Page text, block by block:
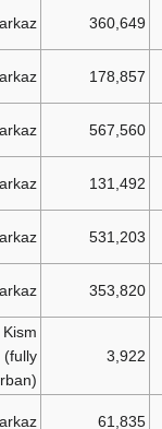
360,649
Markaz
178,857
Markaz
567,560
Markaz
131,492
Markaz
531,203
Markaz
353,820
Markaz
3,922
Kism
(fully
urban)
61,835
Markaz